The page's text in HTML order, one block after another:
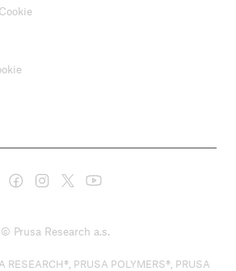
© Prusa Research a.s.
RESEARCH®, PRUSA POLYMERS®, PRUSA